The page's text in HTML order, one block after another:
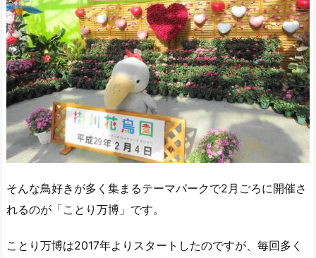
そんな鳥好きが多く集まるテーマパークで2月ごろに開催さ
れるのが「ことり万博」です。
ことり万博は2017年よりスタートしたのですが、毎回多く